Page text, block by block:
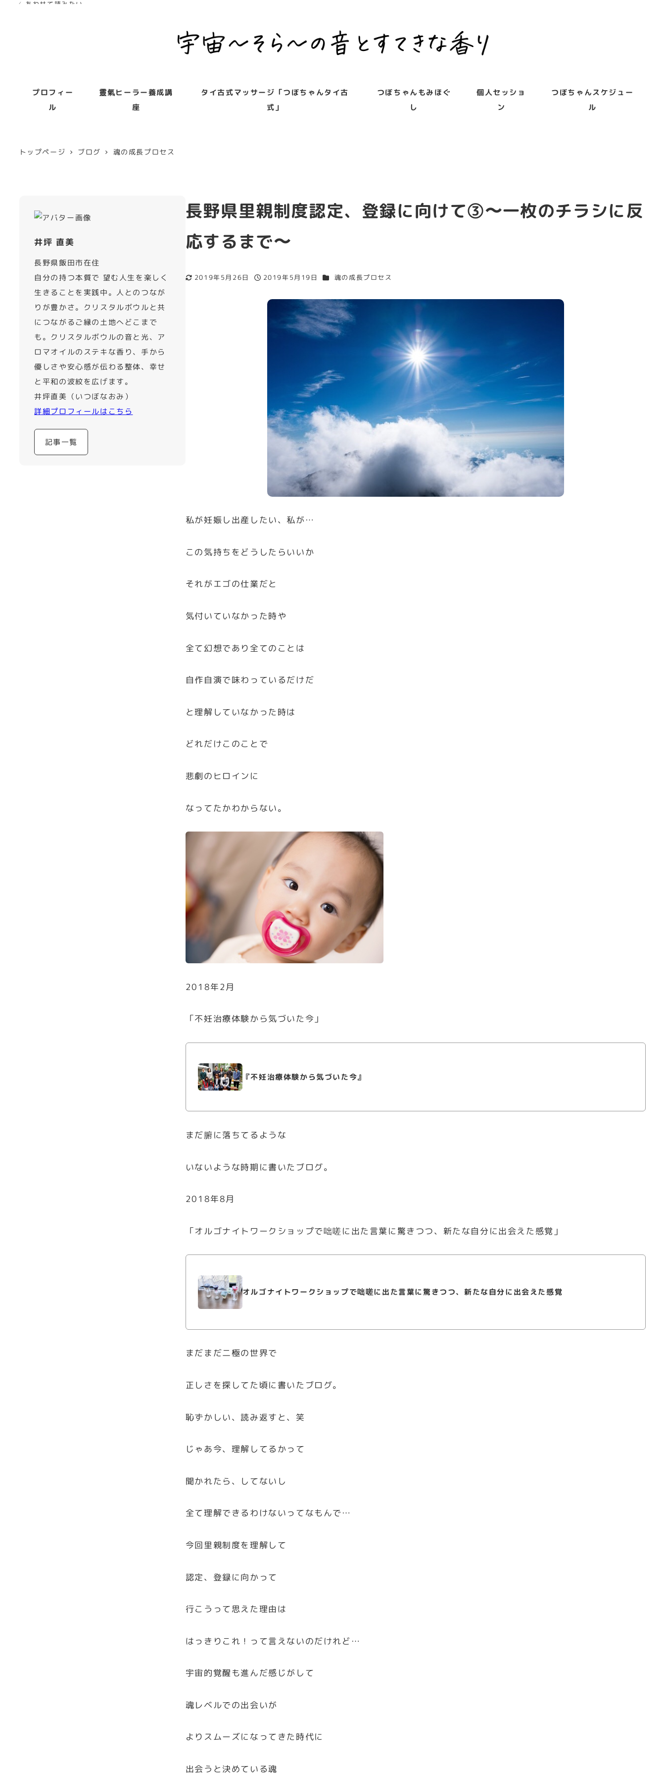
プロフィー
ル
靈氣ヒーラー養成講
座
タイ古式マッサージ「つぼちゃんタイ古
式」
つぼちゃんもみほぐ
し
個人セッショ
ン
つぼちゃんスケジュー
ル
トップページ ブログ 魂の成長プロセス
長野県里親制度認定、登録に向けて③〜一枚のチラシに反
応するまで〜
更新日
2019年5月26日
投稿日
2019年5月19日 カテゴリー
魂の成長プロセス
私が妊娠し出産したい、私が…
この気持ちをどうしたらいいか
それがエゴの仕業だと
気付いていなかった時や
全て幻想であり全てのことは
自作自演で味わっているだけだ
と理解していなかった時は
どれだけこのことで
悲劇のヒロインに
なってたかわからない。
2018年2月
「不妊治療体験から気づいた今」
✓ あわせて読みたい
『不妊治療体験から気づいた今』
まだ腑に落ちてるような
いないような時期に書いたブログ。
2018年8月
「オルゴナイトワークショップで咄嗟に出た言葉に驚きつつ、新たな自分に出会えた感覚」
✓ あわせて読みたい
オルゴナイトワークショップで咄嗟に出た言葉に驚きつつ、新たな自分に出会えた感覚
まだまだ二極の世界で
正しさを探してた頃に書いたブログ。
恥ずかしい、読み返すと、笑
じゃあ今、理解してるかって
聞かれたら、してないし
全て理解できるわけないってなもんで…
今回里親制度を理解して
認定、登録に向かって
行こうって思えた理由は
はっきりこれ！って言えないのだけれど…
宇宙的覚醒も進んだ感じがして
魂レベルでの出会いが
よりスムーズになってきた時代に
出会うと決めている魂
井坪 直美
長野県飯田市在住
自分の持つ本質で 望む人生を楽しく
生きることを実践中。人とのつなが
りが豊かさ。クリスタルボウルと共
につながるご縁の土地へどこまで
も。クリスタルボウルの音と光、ア
ロマオイルのステキな香り、手から
優しさや安心感が伝わる整体、幸せ
と平和の波紋を広げます。
井坪直美（いつぼなおみ）
詳細プロフィールはこちら
記事一覧